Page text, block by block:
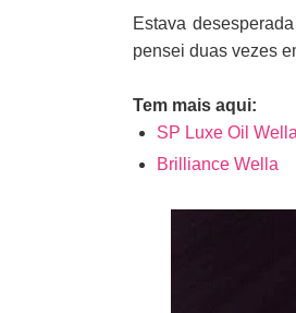
Estava
pensei duas vezes
Tem mais aqui:
SP Luxe Oil Wella
Brilliance Wella